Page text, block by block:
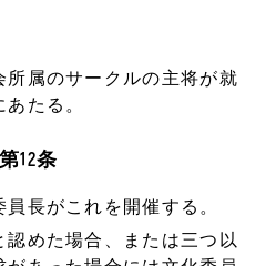
属のサークルの主将が就
たる。
12条
長がこれを開催する。
めた場合、または三つ以